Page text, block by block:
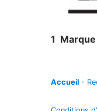
1
Accueil -